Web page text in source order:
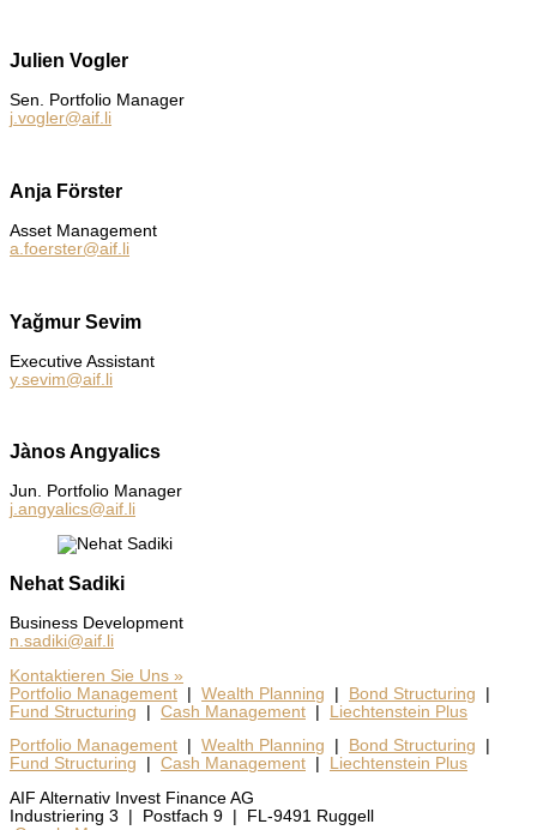
Julien Vogler
Sen. Port­fo­lio Mana­ger
j.vogler@aif.li
Anja Förster
Asset Manage­ment
a.foerster@aif.li
Yağmur Sevim
Exe­cu­ti­ve Assistant
y.sevim@aif.li
Jànos Angyalics
Jun. Port­fo­lio Mana­ger
j.angyalics@aif.li
Nehat Sadiki
Busi­ness Deve­lo­p­ment
n.sadiki@aif.li
Kon­tak­tie­ren Sie Uns »
Port­fo­lio Manage­ment | Wealth Plan­ning | Bond Struc­tu­ring |
Fund Struc­tu­ring | Cash Manage­ment | Liech­ten­stein Plus
Portfolio Management
Wealth Planning Bond Structuring
Fund Structuring
Cash Management
Liechtenstein Plus
AIF Alternativ Invest Finance AG
Industriering 3 | Postfach 9 | FL-9491 Ruggell